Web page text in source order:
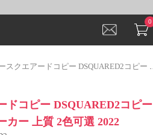
0
アードコピー DSQUARED2コピー プルオーバーパーカー 上質 2色可選 2022
ドコピー DSQUARED2コピー
カー 上質 2色可選 2022